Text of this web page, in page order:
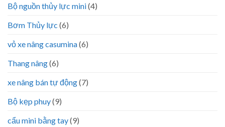
Bộ nguồn thủy lực mini(4)
Bơm Thủy lực (6)
vỏ xe nâng casumina(6)
Thang nâng(6)
xe nâng bán tự động(7)
Bộ kẹp phuy(9)
cẩu mini bằng tay(9)